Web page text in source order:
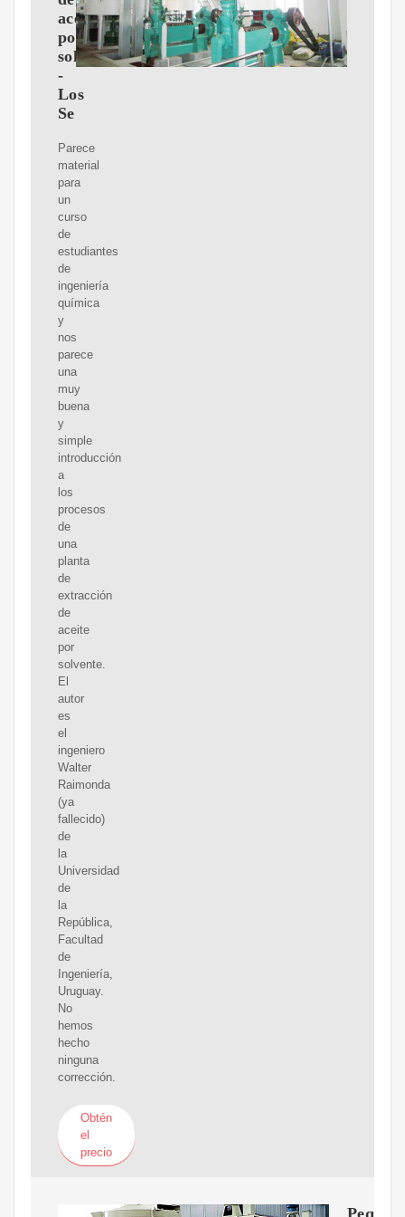
aceite
por
solvente
-
Los
Se
Parece
material
para
un
curso
de
estudiantes
de
ingeniería
química
y
nos
parece
una
muy
buena
y
simple
introducción
a
los
procesos
de
una
planta
de
extracción
de
aceite
por
solvente.
El
autor
es
el
ingeniero
Walter
Raimonda
(ya
fallecido)
de
la
Universidad
de
la
República,
Facultad
de
Ingeniería,
Uruguay.
No
hemos
hecho
ninguna
corrección.
Obtén
el
precio
Peque?